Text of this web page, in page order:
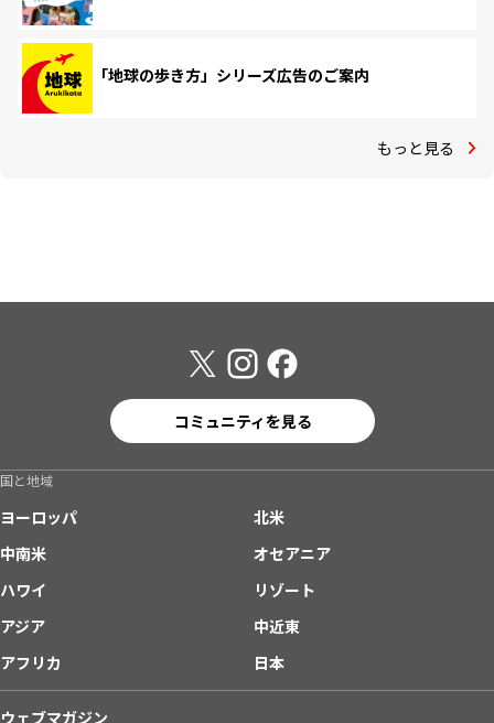
「地球の歩き方」シリーズ広告のご案内
もっと見る
コミュニティを見る
国と地域
ヨーロッパ
北米
中南米
オセアニア
ハワイ
リゾート
アジア
中近東
アフリカ
日本
ウェブマガジン